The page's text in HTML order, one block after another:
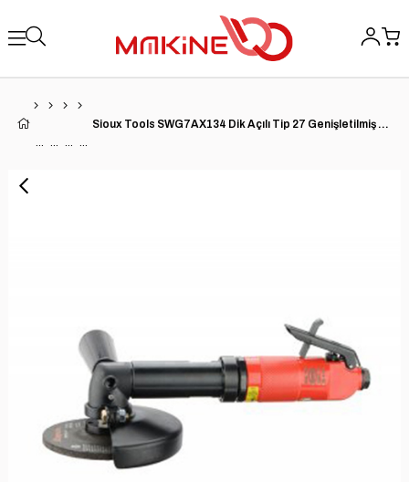
Sioux Tools SWG7AX134 Dik Açılı Tip 27 Genişletilmiş Taşlama Makinesi | 0,7 HP | 20000 RPM | Ön Egzoz